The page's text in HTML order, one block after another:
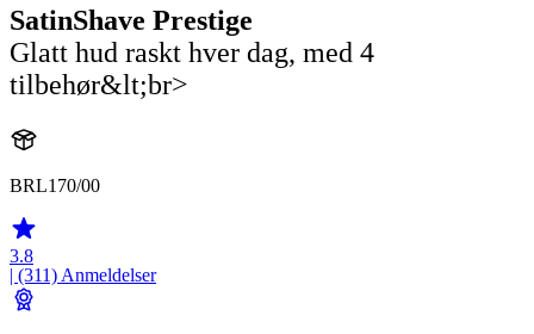
SatinShave Prestige
Glatt hud raskt hver dag, med 4
tilbehør&lt;br>
BRL170/00
3.8
| (311) Anmeldelser